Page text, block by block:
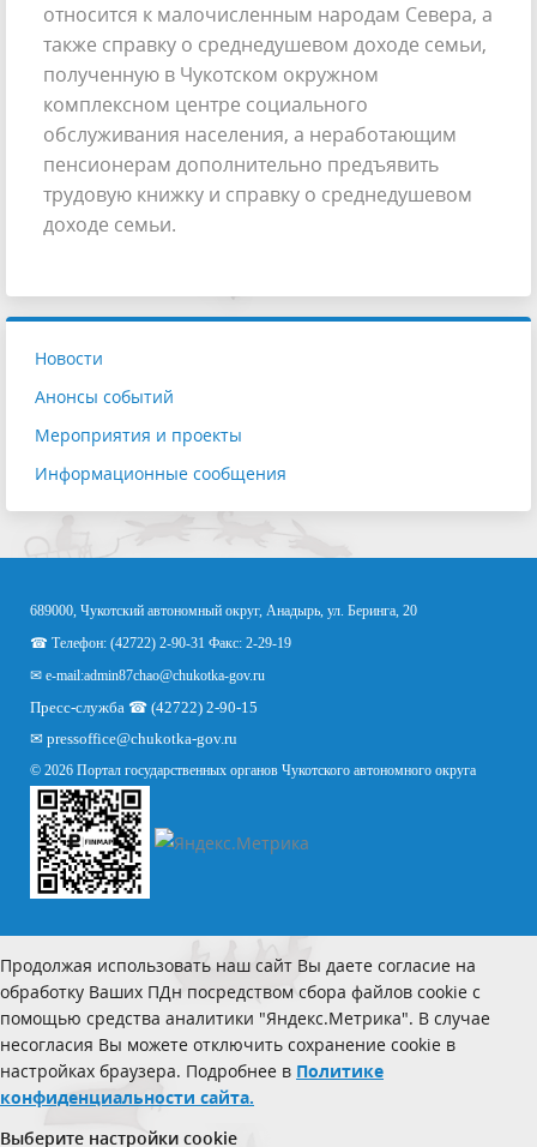
относится к малочисленным народам Севера, а
также справку о среднедушевом доходе семьи,
полученную в Чукотском окружном
комплексном центре социального
обслуживания населения, а неработающим
пенсионерам дополнительно предъявить
трудовую книжку и справку о среднедушевом
доходе семьи.
Новости
Анонсы событий
Мероприятия и проекты
Информационные сообщения
689000, Чукотский автономный округ, Анадырь, ул. Беринга, 20
☎ Телефон: (42722) 2-90-31 Факс: 2-29-19
✉ e-mail:admin87chao@chukotka-gov.ru
Пресс-служба ☎ (42722) 2-90-15
✉ pressoffice@chukotka-gov.ru
© 2026 Портал государственных органов Чукотского автономного округа
Продолжая использовать наш сайт Вы даете согласие на
обработку Ваших ПДн посредством сбора файлов cookie с
помощью средства аналитики "Яндекс.Метрика". В случае
несогласия Вы можете отключить сохранение cookie в
настройках браузера. Подробнее в Политике
конфиденциальности сайта.
Выберите настройки cookie